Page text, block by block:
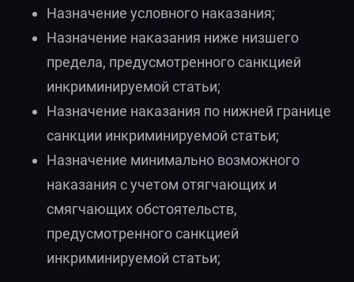
Назначение условного наказания;
Назначение наказания ниже низшего
предела, предусмотренного санкцией
инкриминируемой статьи;
Назначение наказания по нижней границе
санкции инкриминируемой статьи;
Назначение минимально возможного
наказания с учетом отягчающих и
смягчающих обстоятельств,
предусмотренного санкцией
инкриминируемой статьи;